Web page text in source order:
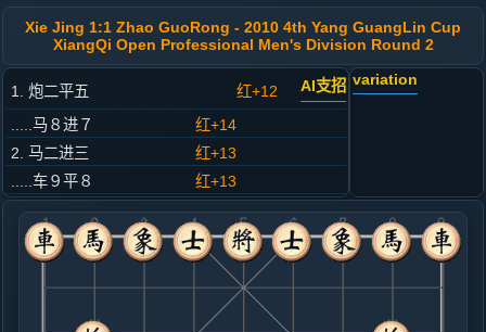
Xie Jing 1:1 Zhao GuoRong - 2010 4th Yang GuangLin Cup
XiangQi Open Professional Men's Division Round 2
1. 炮二平五 红+12 AI支招
.....马８进７
红+14
2. 马二进三
红+13
.....车９平８
红+13
3. 车一平二
红+12
.....马２进３
红+18
4. 兵三进一
红+8
.....卒３进１
红+13
5. 马八进九
红+11
variation